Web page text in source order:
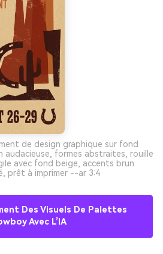
de design graphique sur fond
audacieuse, formes abstraites, rouille
avec fond beige, accents brun
prêt à imprimer --ar 3:4
Des Visuels De Palettes
Avec L’IA